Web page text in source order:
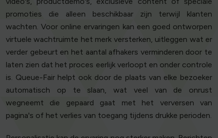
promoties die alleen beschikbaar zijn terwijl klanten
wachten. Voor online ervaringen kan een goed ontworpen
virtuele wachtruimte het merk versterken, uitleggen wat er
verder gebeurt en het aantal afhakers verminderen door te
laten zien dat het proces eerlijk verloopt en onder controle
is. Queue-Fair helpt ook door de plaats van elke bezoeker
automatisch op te slaan, wat veel van de onrust
wegneemt die gepaard gaat met het verversen van
pagina's of het verlies van toegang tijdens drukke perioden.